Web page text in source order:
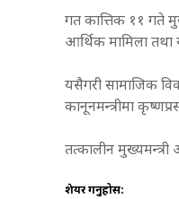
गत कात्तिक ११ गते
आर्थिक मामिला तथा
यसैगरी सामाजिक
कानूनमन्त्रीमा
तत्कालीन
शेयर गर्नुहोस: